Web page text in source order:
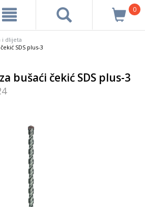
0
i dlijeta
SDS plus-3
bušaći čekić SDS plus-3